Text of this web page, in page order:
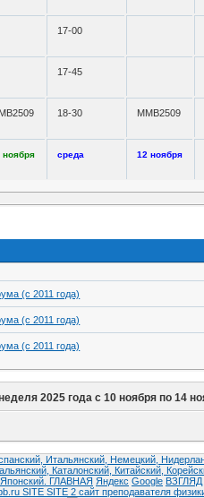
17-00
17-45
18-30 ММВ2509
ноября среда 12 ноября
(с 2011 года)
(с 2011 года)
(с 2011 года)
2025 года с 10 ноября по 14
Итальянский, Немецкий,
Каталонский, Китайский,
Японский. ГЛАВНАЯ Яндекс Google ВЗГЛЯД
SITE SITE 2 сайт преподавателя